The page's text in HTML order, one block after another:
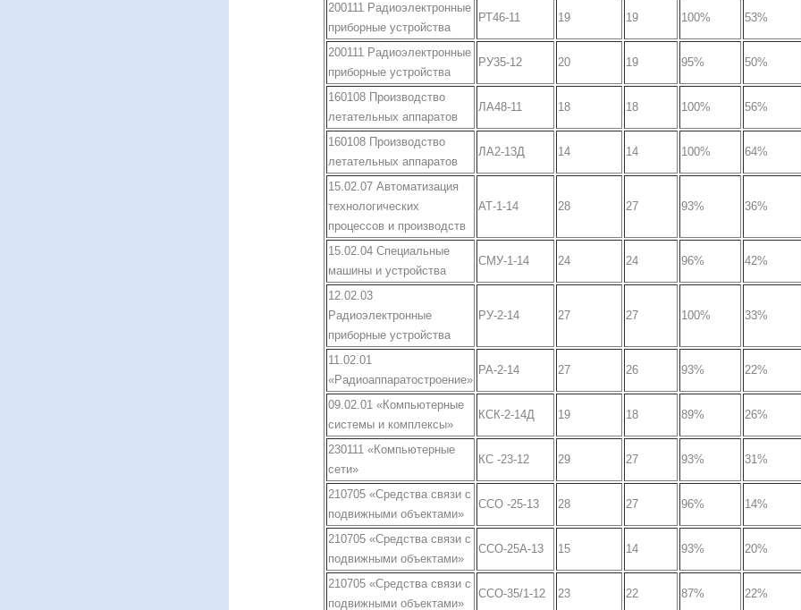
200111 Радиоэлектронные
приборные устройства
РТ46-11 19 19 100% 53%
200111 Радиоэлектронные
приборные устройства
РУ35-12 20 19 95% 50%
160108 Производство
летательных аппаратов
ЛА48-11 18 18 100% 56%
160108 Производство
летательных аппаратов
ЛА2-13Д 14 14 100% 64%
15.02.07 Автоматизация
технологических
процессов и производств
АТ-1-14 28 27 93% 36%
15.02.04 Специальные
машины и устройства
СМУ-1-14 24 24 96% 42%
12.02.03
Радиоэлектронные
приборные устройства
РУ-2-14 27 27 100% 33%
11.02.01
«Радиоаппаратостроение»
РА-2-14 27 26 93% 22%
09.02.01 «Компьютерные
системы и комплексы»
КСК-2-14Д 19 18 89% 26%
230111 «Компьютерные
сети»
КС -23-12 29 27 93% 31%
210705 «Средства связи с
подвижными объектами»
ССО -25-13 28 27 96% 14%
210705 «Средства связи с
подвижными объектами»
ССО-25А-13 15 14 93% 20%
210705 «Средства связи с
подвижными объектами»
ССО-35/1-12 23 22 87% 22%